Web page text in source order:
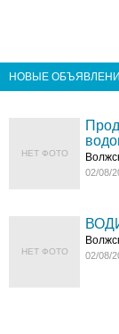
НОВЫЕ
НЕТ ФОТО
02/08/
НЕТ ФОТО 02/08/